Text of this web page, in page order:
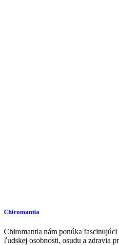
Chiromantia
Chiromantia nám ponúka
ľudskej osobnosti, osudu a zdravia